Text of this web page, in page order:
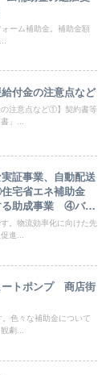
ーム補助金。補助金額
付金の注意点など
の注意点など①】契約書等
」...
証事業、自動配送
宅省エネ補助金
る助成事業 ④バイ
補助金
。物流効率化に向けた先
進...
トポンプ 商店街
色々な補助金について
劇...